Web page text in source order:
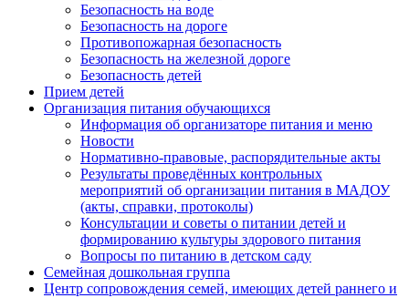
Безопасность на воде
Безопасность на дороге
Противопожарная безопасность
Безопасность на железной дороге
Безопасность детей
Прием детей
Организация питания обучающихся
Информация об организаторе питания и меню
Новости
Нормативно-правовые, распорядительные акты
Результаты проведённых контрольных
мероприятий об организации питания в МАДОУ
(акты, справки, протоколы)
Консультации и советы о питании детей и
формированию культуры здорового питания
Вопросы по питанию в детском саду
Семейная дошкольная группа
Центр сопровождения семей, имеющих детей раннего и